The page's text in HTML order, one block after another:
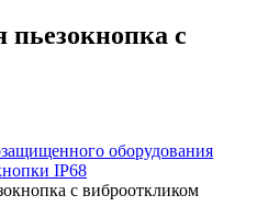
с
оборудования
IP68
с виброоткликом